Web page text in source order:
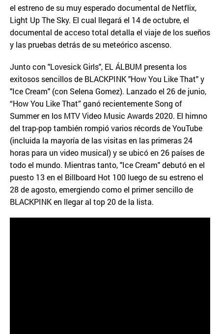
el estreno de su muy esperado documental de Netflix,
Light Up The Sky. El cual llegará el 14 de octubre, el
documental de acceso total detalla el viaje de los sueños
y las pruebas detrás de su meteórico ascenso.
Junto con "Lovesick Girls", EL ÁLBUM presenta los
exitosos sencillos de BLACKPINK "How You Like That" y
"Ice Cream" (con Selena Gomez). Lanzado el 26 de junio,
“How You Like That” ganó recientemente Song of
Summer en los MTV Video Music Awards 2020. El himno
del trap-pop también rompió varios récords de YouTube
(incluida la mayoría de las visitas en las primeras 24
horas para un video musical) y se ubicó en 26 países de
todo el mundo. Mientras tanto, "Ice Cream" debutó en el
puesto 13 en el Billboard Hot 100 luego de su estreno el
28 de agosto, emergiendo como el primer sencillo de
BLACKPINK en llegar al top 20 de la lista.